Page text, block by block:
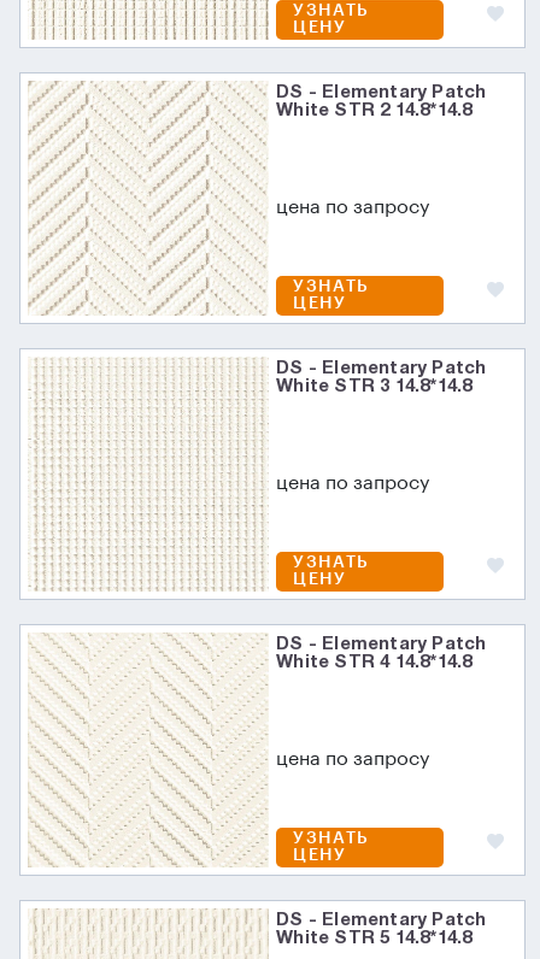
УЗНАТЬ
ЦЕНУ
DS - Elementary Patch
White STR 2 14.8*14.8
цена по запросу
УЗНАТЬ
ЦЕНУ
DS - Elementary Patch
White STR 3 14.8*14.8
цена по запросу
УЗНАТЬ
ЦЕНУ
DS - Elementary Patch
White STR 4 14.8*14.8
цена по запросу
УЗНАТЬ
ЦЕНУ
DS - Elementary Patch
White STR 5 14.8*14.8